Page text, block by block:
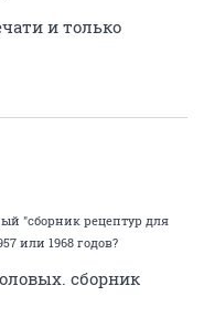
и только
"сборник рецептур для
или 1968 годов?
сборник